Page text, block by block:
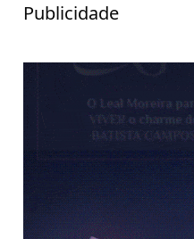
Publicidade